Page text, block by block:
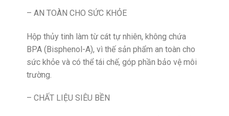
– AN TOÀN CHO SỨC KHỎE
Hộp thủy tinh làm từ cát tự nhiên, không chứa
BPA (Bisphenol-A), vì thế sản phẩm an toàn cho
sức khỏe và có thể tái chế, góp phần bảo vệ môi
trường.
– CHẤT LIỆU SIÊU BỀN